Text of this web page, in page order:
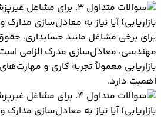
بازاریابی) آیا نیاز به معادل‌سازی مدارک
برای برخی مشاغل مانند حسابداری،
بازاریابی معمولاً تجربه کاری و
اهمیت دارد.
بازاریابی) آیا نیاز به معادل‌سازی مدارک